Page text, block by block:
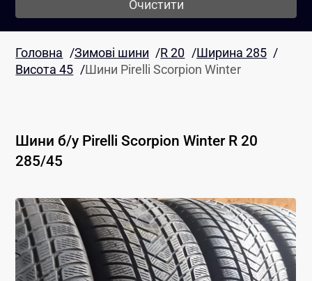
Очистити
Головна /Зимові шини /R 20 /Ширина 285 /
Висота 45 /Шини Pirelli Scorpion Winter
Шини б/у Pirelli Scorpion Winter R 20
285/45